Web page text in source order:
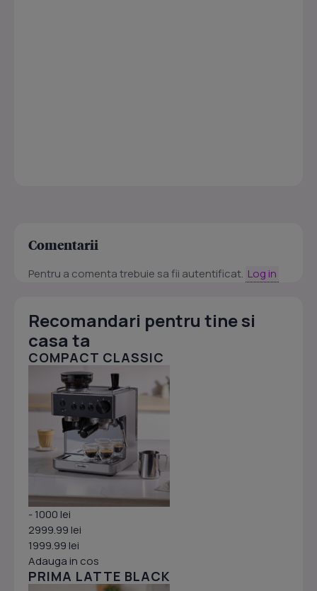
Comentarii
Pentru a comenta trebuie sa fii autentificat. Log in
Recomandari pentru tine si
casa ta
COMPACT CLASSIC
- 1000 lei
2999.99 lei
1999.99 lei
Adauga in cos
PRIMA LATTE BLACK